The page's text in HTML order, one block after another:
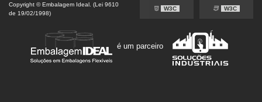
REGIÕES ONDE A EMBALAGEM
IDEAL ATENDE SACO ZIP DE
ROUPA:
Copyright © Embalagem Ideal. (Lei 9610
de 19/02/1998)
W3C W3C
é um parceiro